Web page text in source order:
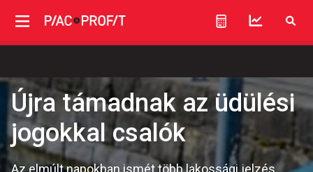
Újra támadnak az üdülési
jogokkal csalók
Az elmúlt napokban ismét több lakossági jelzés